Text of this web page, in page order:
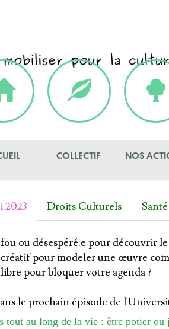
COLLECTIF NOS
2023 Droits Culturels Santé
ou désespéré.e pour découvrir
créatif pour modeler une œuvre
pour bloquer votre agenda ?
le prochain épisode de
tout au long de la vie : être potier ou